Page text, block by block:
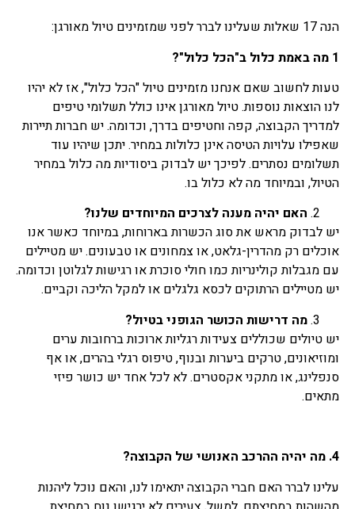
הנה 17 שאלות שעלינו לברר לפני שמזמינים טיול מאורגן:
1 מה באמת כלול ב"הכל כלול"?
טעות לחשוב שאם אנחנו מזמינים טיול "הכל כלול", אז לא יהיו
לנו הוצאות נוספות. טיול מאורגן אינו כולל תשלומי טיפים
למדריך הקבוצה, קפה וחטיפים בדרך, וכדומה. יש חברות תיירות
שאפילו עלויות הטיסה אינן כלולות במחיר. יתכן שיהיו עוד
תשלומים נסתרים. לפיכך יש לבדוק ביסודיות מה כלול במחיר
הטיול, ובמיוחד מה לא כלול בו.
האם יהיה מענה לצרכים המיוחדים שלנו?
יש לבדוק מראש את סוג הכשרות בארוחות, במיוחד כאשר אנו
אוכלים רק מהדרין-גלאט, או צמחונים או טבעונים. יש מטיילים
עם מגבלות קולינריות כמו חולי סוכרת או רגישות לגלוטן וכדומה.
יש מטיילים הרתוקים לכסא גלגלים או למקל הליכה וקביים.
מה דרישות הכושר הגופני בטיול?
יש טיולים שכוללים צעידות רגליות ארוכות ברחובות ערים
ומוזיאונים, טרקים ביערות ובנוף, טיפוס רגלי בהרים, או אף
סנפלינג, או מתקני אקסטרים. לא לכל אחד יש כושר פיזי
מתאים.
4. מה יהיה ההרכב האנושי של הקבוצה?
עלינו לברר האם חברי הקבוצה יתאימו לנו, והאם נוכל ליהנות